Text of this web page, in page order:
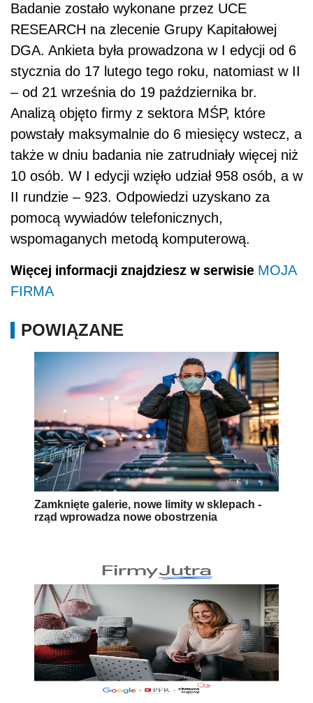
Badanie zostało wykonane przez UCE
RESEARCH na zlecenie Grupy Kapitałowej
DGA. Ankieta była prowadzona w I edycji od 6
stycznia do 17 lutego tego roku, natomiast w II
– od 21 września do 19 października br.
Analizą objęto firmy z sektora MŚP, które
powstały maksymalnie do 6 miesięcy wstecz, a
także w dniu badania nie zatrudniały więcej niż
10 osób. W I edycji wzięło udział 958 osób, a w
II rundzie – 923. Odpowiedzi uzyskano za
pomocą wywiadów telefonicznych,
wspomaganych metodą komputerową.
Więcej informacji znajdziesz w serwisie MOJA
FIRMA
POWIĄZANE
Zamknięte galerie, nowe limity w sklepach -
rząd wprowadza nowe obostrzenia